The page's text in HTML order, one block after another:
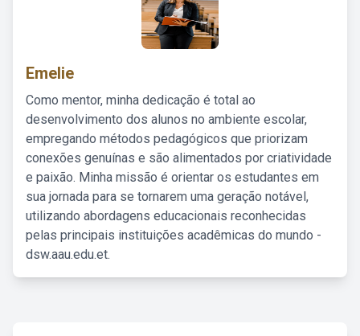
Emelie
Como mentor, minha dedicação é total ao
desenvolvimento dos alunos no ambiente escolar,
empregando métodos pedagógicos que priorizam
conexões genuínas e são alimentados por criatividade
e paixão. Minha missão é orientar os estudantes em
sua jornada para se tornarem uma geração notável,
utilizando abordagens educacionais reconhecidas
pelas principais instituições acadêmicas do mundo -
dsw.aau.edu.et.